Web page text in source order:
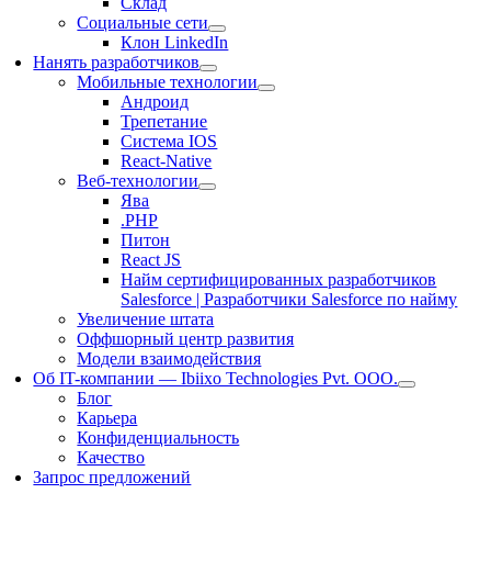
Социальные сети
Клон LinkedIn
Нанять разработчиков
Мобильные технологии
Андроид
Трепетание
Система IOS
React-Native
Веб-технологии
Ява
.PHP
Питон
React JS
Найм сертифицированных разработчиков
Salesforce | Разработчики Salesforce по найму
Увеличение штата
Оффшорный центр развития
Модели взаимодействия
Об IT-компании — Ibiixo Technologies Pvt. ООО.
Блог
Карьера
Конфиденциальность
Качество
Запрос предложений